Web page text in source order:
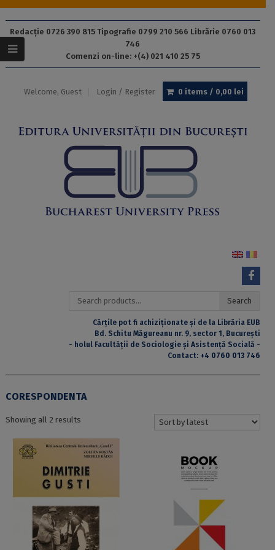
Redacție 0726 390 815 Tipografie 0799 210 566 Librărie 0760 013
746
Comenzi on-line: +(4) 021 410 25 75
Welcome, Guest Login / Register 0 items / 0,00 lei
Search
Search
Cărțile pot fi achiziționate și de la Librăria EUB
Bd. Schitu Măgureanu nr. 9, sector 1, București
- holul Facultății de Sociologie și Asistență Socială -
Contact: +4 0760 013 746
CORESPONDENTA
Showing all 2 resultsSorted
latest